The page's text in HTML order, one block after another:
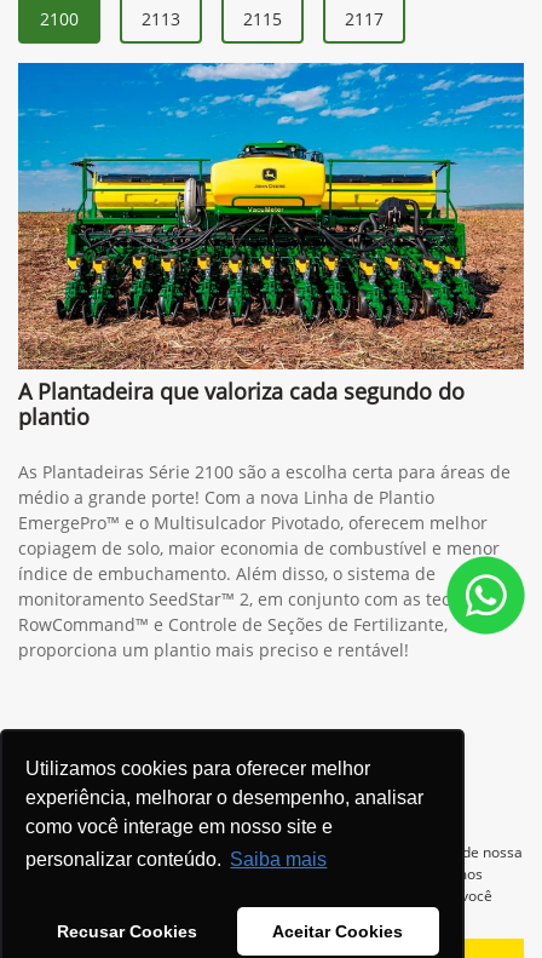
Utilizamos cookies para oferecer melhor
experiência, melhorar o desempenho, analisar
como você interage em nosso site e
personalizar conteúdo. Saiba mais
Recusar Cookies Aceitar Cookies
2100 2113 2115 2117
A Plantadeira que valoriza cada segundo do
plantio
As Plantadeiras Série 2100 são a escolha certa para áreas de
médio a grande porte! Com a nova Linha de Plantio
EmergePro™ e o Multisulcador Pivotado, oferecem melhor
copiagem de solo, maior economia de combustível e menor
índice de embuchamento. Além disso, o sistema de
monitoramento SeedStar™ 2, em conjunto com as tecnologias
RowCommand™ e Controle de Seções de Fertilizante,
proporciona um plantio mais preciso e rentável!
Ver telefones
Para otimizar sua experiência durante a navegação, fazemos uso de nossa
política de cookies e para proteger seus dados pessoais respeitamos
. Ao seguir com a navegação e visita você